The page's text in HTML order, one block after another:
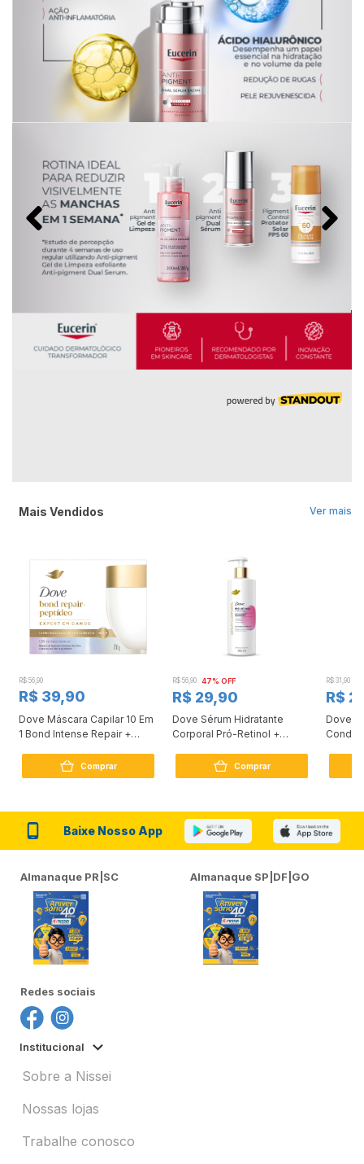
Ver mais
Mais Vendidos
R$ 56,90
R$ 39,90
Dove Máscara Capilar 10 Em
1 Bond Intense Repair +
Comprar
R$ 56,90 47% OFF
R$ 29,90
Dove Sérum Hidratante
Corporal Pró-Retinol +
Comprar
R$ 31,90
R$
Dove
Baixe Nosso App
Almanaque PR|SC Almanaque SP|DF|GO
Redes sociais
Institucional
Sobre a Nissei
Nossas lojas
Trabalhe conosco